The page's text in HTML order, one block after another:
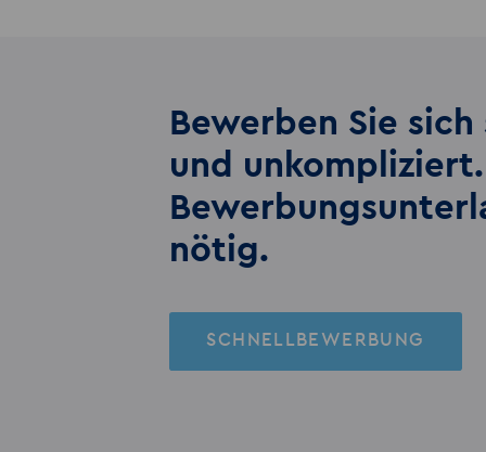
Bewerben Sie sich
und
nötig.
SCHNELLBEWERBUNG